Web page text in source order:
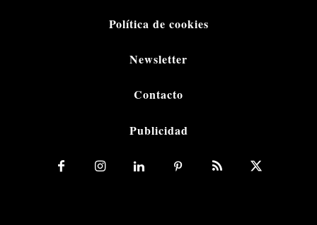
Política de cookies
Newsletter
Contacto
Publicidad